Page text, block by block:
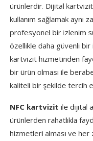
ürünlerdir. Dijital
kullanım sağlamak aynı
profesyonel bir izlenim
özellikle daha güvenli bir
kartvizit hizmetinden
bir ürün olması ile
kaliteli bir şekilde tercih
NFC kartvizit ile dijital
ürünlerden rahatlıkla
hizmetleri alması ve